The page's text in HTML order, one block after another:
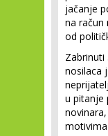
jačanje
na račun
od
Zabrinuti
nosilaca
u pitanje